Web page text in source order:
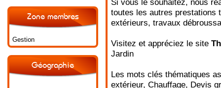
Zone membres
Gestion
Géographie
Si vous le souhaitez, nous
toutes les autres prestations
extérieurs, travaux
Visitez et appréciez le site
Jardin
Les mots clés thématiques
extérieur, Chauffage, Devis